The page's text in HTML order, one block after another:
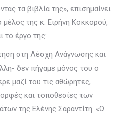
τα βιβλία της», επισημαίνει
της κ. Ειρήνη Κοκκορού,
το έργο της:
στη Λέσχη Ανάγνωσης και
δεν πήγαμε μόνος του ο
μαζί του τις αθώρητες,
και τοποθεσίες των
της Ελένης Σαραντίτη. «Ω